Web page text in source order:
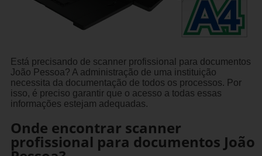
Está precisando de scanner profissional para documentos
João Pessoa? A administração de uma instituição
necessita da documentação de todos os processos. Por
isso, é preciso garantir que o acesso a todas essas
informações estejam adequadas.
Onde encontrar scanner
profissional para documentos João